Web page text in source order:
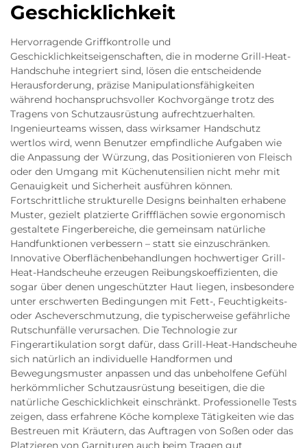
Geschicklichkeit
Hervorragende Griffkontrolle und
Geschicklichkeitseigenschaften, die in moderne Grill-Heat-
Handschuhe integriert sind, lösen die entscheidende
Herausforderung, präzise Manipulationsfähigkeiten
während hochanspruchsvoller Kochvorgänge trotz des
Tragens von Schutzausrüstung aufrechtzuerhalten.
Ingenieurteams wissen, dass wirksamer Handschutz
wertlos wird, wenn Benutzer empfindliche Aufgaben wie
die Anpassung der Würzung, das Positionieren von Fleisch
oder den Umgang mit Küchenutensilien nicht mehr mit
Genauigkeit und Sicherheit ausführen können.
Fortschrittliche strukturelle Designs beinhalten erhabene
Muster, gezielt platzierte Griffflächen sowie ergonomisch
gestaltete Fingerbereiche, die gemeinsam natürliche
Handfunktionen verbessern – statt sie einzuschränken.
Innovative Oberflächenbehandlungen hochwertiger Grill-
Heat-Handscheuhe erzeugen Reibungskoeffizienten, die
sogar über denen ungeschützter Haut liegen, insbesondere
unter erschwerten Bedingungen mit Fett-, Feuchtigkeits-
oder Ascheverschmutzung, die typischerweise gefährliche
Rutschunfälle verursachen. Die Technologie zur
Fingerartikulation sorgt dafür, dass Grill-Heat-Handscheuhe
sich natürlich an individuelle Handformen und
Bewegungsmuster anpassen und das unbeholfene Gefühl
herkömmlicher Schutzausrüstung beseitigen, die die
natürliche Geschicklichkeit einschränkt. Professionelle Tests
zeigen, dass erfahrene Köche komplexe Tätigkeiten wie das
Bestreuen mit Kräutern, das Auftragen von Soßen oder das
Platzieren von Garnituren auch beim Tragen gut